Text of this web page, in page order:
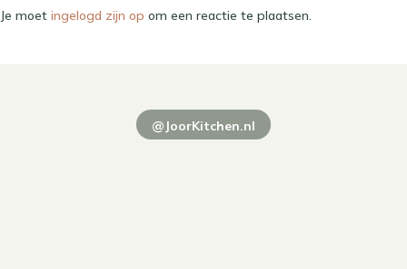
Je moet ingelogd zijn op om een reactie te plaatsen.
@JoorKitchen.nl